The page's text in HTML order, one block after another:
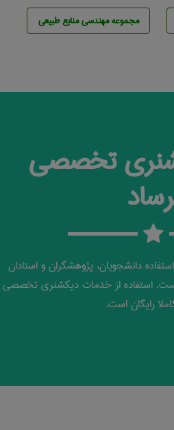
مجموعه مهندسی منابع طبيعی
تخصصی
دانشجویان، پژوهشگران و استادان
استفاده از خدمات دیکشنری تخصصی
رایگان است.